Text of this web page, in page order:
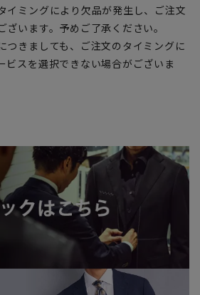
イミングにより欠品が発生し、ご注文
います。予めご了承ください。
きましても、ご注文のタイミングに
ビスを選択できない場合がございま